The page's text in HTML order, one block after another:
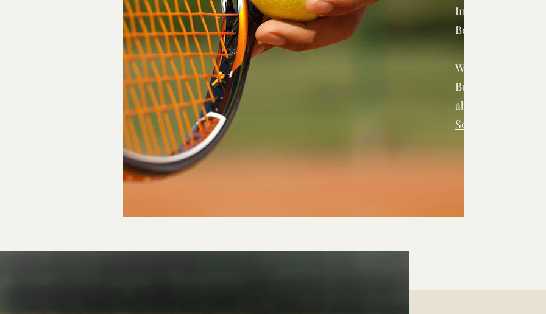
Interessenten an
Bei uns bist du
Wir freuen uns
Besuche uns
ab 17:00 Uhr
Schnupperpass